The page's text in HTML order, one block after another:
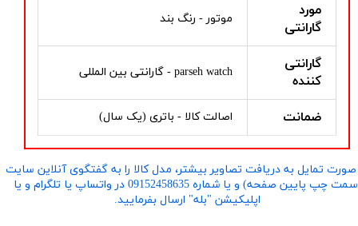
مورد
گارانتی
موتور - رنگ بند
گارانتی
کننده
parseh watch - گارانتی بین المللی
ضمانت اصالت کالا - باتری (یک سال)
تمایل به دریافت تصاویر بیشتر، مدل کالا را به گفتگوی آنلاین سایت
​​​​​​​(سمت چپ پایین صفحه) و یا شماره 09152458635 در واتساپ یا تلگرام و یا
اپلیکیشن "بله" ارسال بفرمایید.